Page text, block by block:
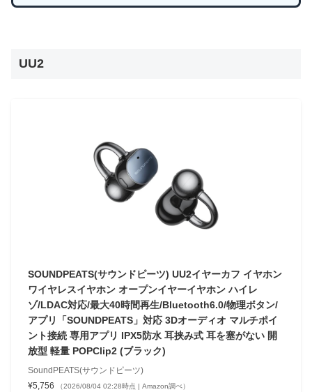
UU2
SOUNDPEATS(サウンドピーツ) UU2イヤーカフ イヤホン
ワイヤレスイヤホン オープンイヤーイヤホン ハイレ
ゾ/LDAC対応/最大40時間再生/Bluetooth6.0/物理ボタン/
アプリ「SOUNDPEATS」対応 3Dオーディオ マルチポイ
ント接続 専用アプリ IPX5防水 耳挟み式 耳を塞がない 開
放型 軽量 POPClip2 (ブラック)
SoundPEATS(サウンドピーツ)
¥5,756
（2026/08/04 02:28時点 | Amazon調べ）